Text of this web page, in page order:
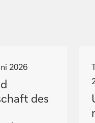
2026
des
i
i